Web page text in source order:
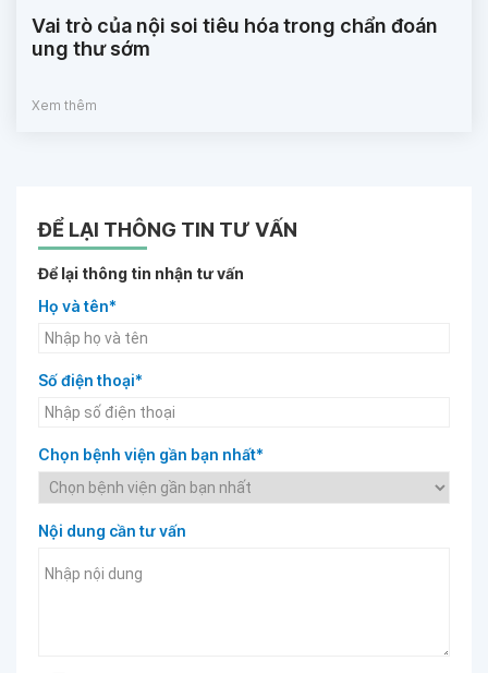
Vai trò của nội soi tiêu hóa trong chẩn đoán
ung thư sớm
Xem thêm
ĐỂ LẠI THÔNG TIN TƯ VẤN
Để lại thông tin nhận tư vấn
Họ và tên*
Số điện thoại*
Chọn bệnh viện gần bạn nhất*
Nội dung cần tư vấn